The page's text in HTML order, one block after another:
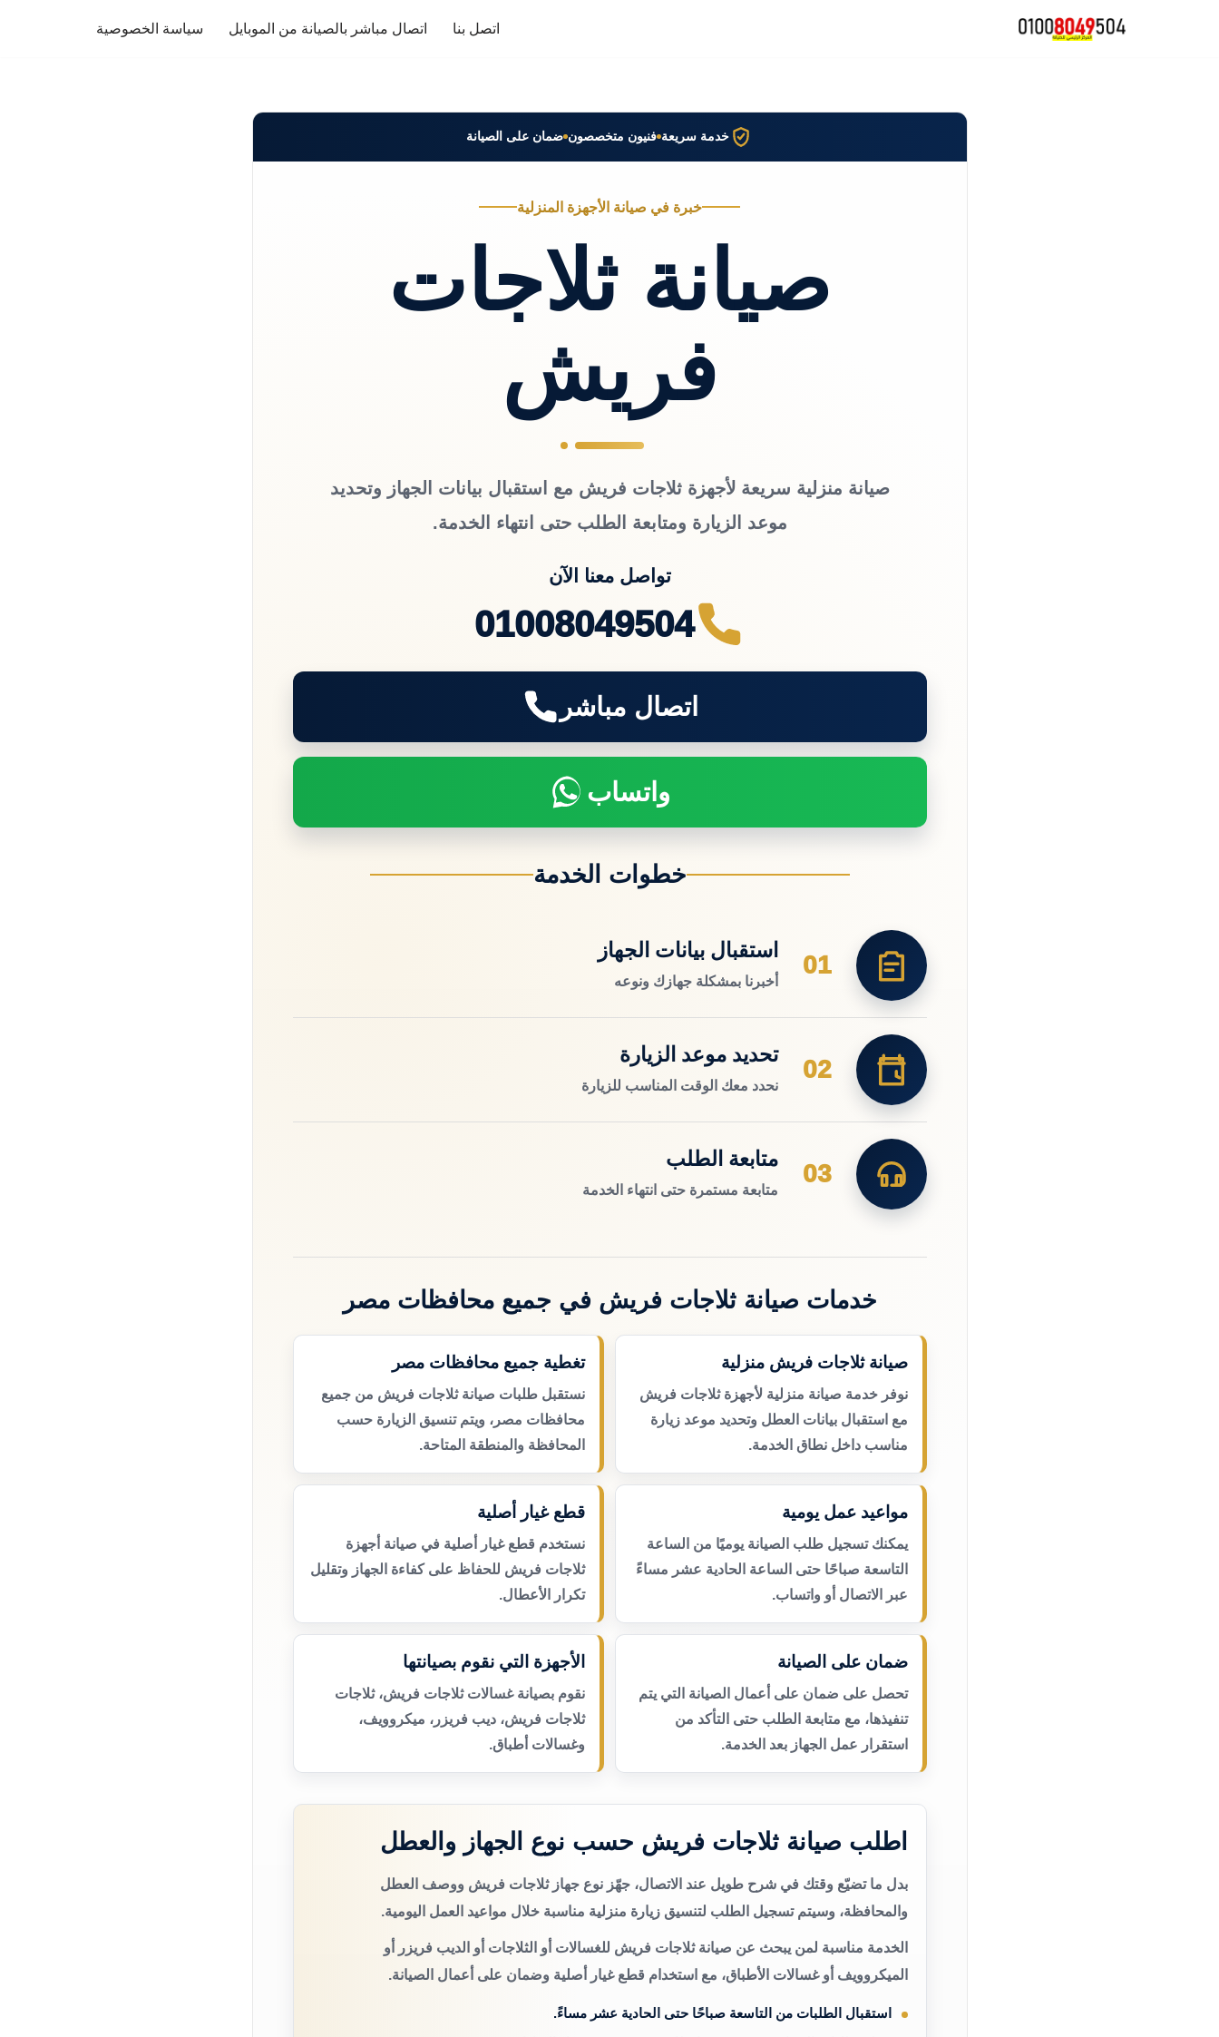
اتصل بنا اتصال مباشر بالصيانة من الموبايل سياسة الخصوصية
خدمة سريعة فنيون متخصصون ضمان على الصيانة
خبرة في صيانة الأجهزة المنزلية
صيانة ثلاجات
فريش
صيانة منزلية سريعة لأجهزة ثلاجات فريش مع استقبال بيانات الجهاز وتحديد
موعد الزيارة ومتابعة الطلب حتى انتهاء الخدمة.
تواصل معنا الآن
01008049504
اتصال مباشر
واتساب
خطوات الخدمة
01
استقبال بيانات الجهاز
أخبرنا بمشكلة جهازك ونوعه
02
تحديد موعد الزيارة
نحدد معك الوقت المناسب للزيارة
03
متابعة الطلب
متابعة مستمرة حتى انتهاء الخدمة
خدمات صيانة ثلاجات فريش في جميع محافظات مصر
صيانة ثلاجات فريش منزلية
نوفر خدمة صيانة منزلية لأجهزة ثلاجات فريش
مع استقبال بيانات العطل وتحديد موعد زيارة
مناسب داخل نطاق الخدمة.
تغطية جميع محافظات مصر
نستقبل طلبات صيانة ثلاجات فريش من جميع
محافظات مصر، ويتم تنسيق الزيارة حسب
المحافظة والمنطقة المتاحة.
مواعيد عمل يومية
يمكنك تسجيل طلب الصيانة يوميًا من الساعة
التاسعة صباحًا حتى الساعة الحادية عشر مساءً
عبر الاتصال أو واتساب.
قطع غيار أصلية
نستخدم قطع غيار أصلية في صيانة أجهزة
ثلاجات فريش للحفاظ على كفاءة الجهاز وتقليل
تكرار الأعطال.
ضمان على الصيانة
تحصل على ضمان على أعمال الصيانة التي يتم
تنفيذها، مع متابعة الطلب حتى التأكد من
استقرار عمل الجهاز بعد الخدمة.
الأجهزة التي نقوم بصيانتها
نقوم بصيانة غسالات ثلاجات فريش، ثلاجات
ثلاجات فريش، ديب فريزر، ميكروويف،
وغسالات أطباق.
اطلب صيانة ثلاجات فريش حسب نوع الجهاز والعطل
بدل ما تضيّع وقتك في شرح طويل عند الاتصال، جهّز نوع جهاز ثلاجات فريش ووصف العطل
والمحافظة، وسيتم تسجيل الطلب لتنسيق زيارة منزلية مناسبة خلال مواعيد العمل اليومية.
الخدمة مناسبة لمن يبحث عن صيانة ثلاجات فريش للغسالات أو الثلاجات أو الديب فريزر أو
الميكروويف أو غسالات الأطباق، مع استخدام قطع غيار أصلية وضمان على أعمال الصيانة.
استقبال الطلبات من التاسعة صباحًا حتى الحادية عشر مساءً.